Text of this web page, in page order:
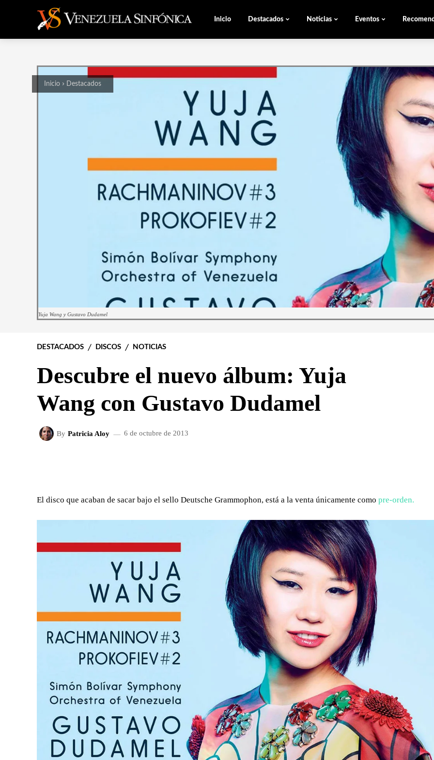
Inicio Destacados Noticias Eventos
Inicio Destacados
Yuja Wang y Gustavo Dudamel
DESTACADOS DISCOS NOTICIAS
Descubre el nuevo álbum: Yuja
Wang con Gustavo Dudamel
By Patricia Aloy 6 de octubre de 2013
El disco que acaban de sacar bajo el sello Deutsche Grammophon, está a la venta únicamente como pre-orden.